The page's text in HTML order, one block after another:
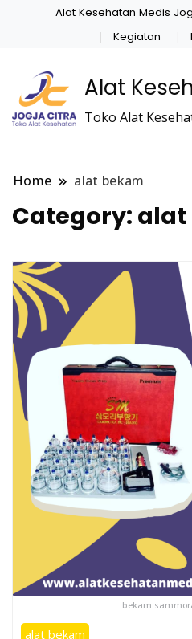
Alat Kesehatan Medis
Kegiatan
Alat
Toko Alat
Home alat bekam
Category: alat
bekam
alat bekam